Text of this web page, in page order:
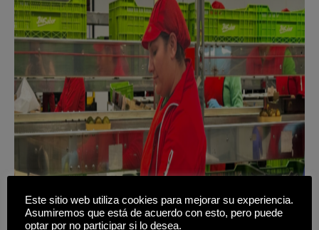
Este sitio web utiliza cookies para mejorar su experiencia.
Asumiremos que está de acuerdo con esto, pero puede
optar por no participar si lo desea.